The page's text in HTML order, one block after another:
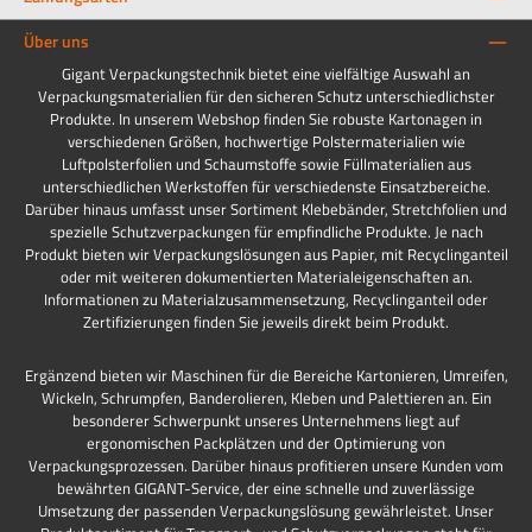
Über uns
Gigant Verpackungstechnik bietet eine vielfältige Auswahl an
Verpackungsmaterialien für den sicheren Schutz unterschiedlichster
Produkte. In unserem Webshop finden Sie robuste Kartonagen in
verschiedenen Größen, hochwertige Polstermaterialien wie
Luftpolsterfolien und Schaumstoffe sowie Füllmaterialien aus
unterschiedlichen Werkstoffen für verschiedenste Einsatzbereiche.
Darüber hinaus umfasst unser Sortiment Klebebänder, Stretchfolien und
spezielle Schutzverpackungen für empfindliche Produkte. Je nach
Produkt bieten wir Verpackungslösungen aus Papier, mit Recyclinganteil
oder mit weiteren dokumentierten Materialeigenschaften an.
Informationen zu Materialzusammensetzung, Recyclinganteil oder
Zertifizierungen finden Sie jeweils direkt beim Produkt.
Ergänzend bieten wir Maschinen für die Bereiche Kartonieren, Umreifen,
Wickeln, Schrumpfen, Banderolieren, Kleben und Palettieren an. Ein
besonderer Schwerpunkt unseres Unternehmens liegt auf
ergonomischen Packplätzen und der Optimierung von
Verpackungsprozessen. Darüber hinaus profitieren unsere Kunden vom
bewährten GIGANT-Service, der eine schnelle und zuverlässige
Umsetzung der passenden Verpackungslösung gewährleistet. Unser